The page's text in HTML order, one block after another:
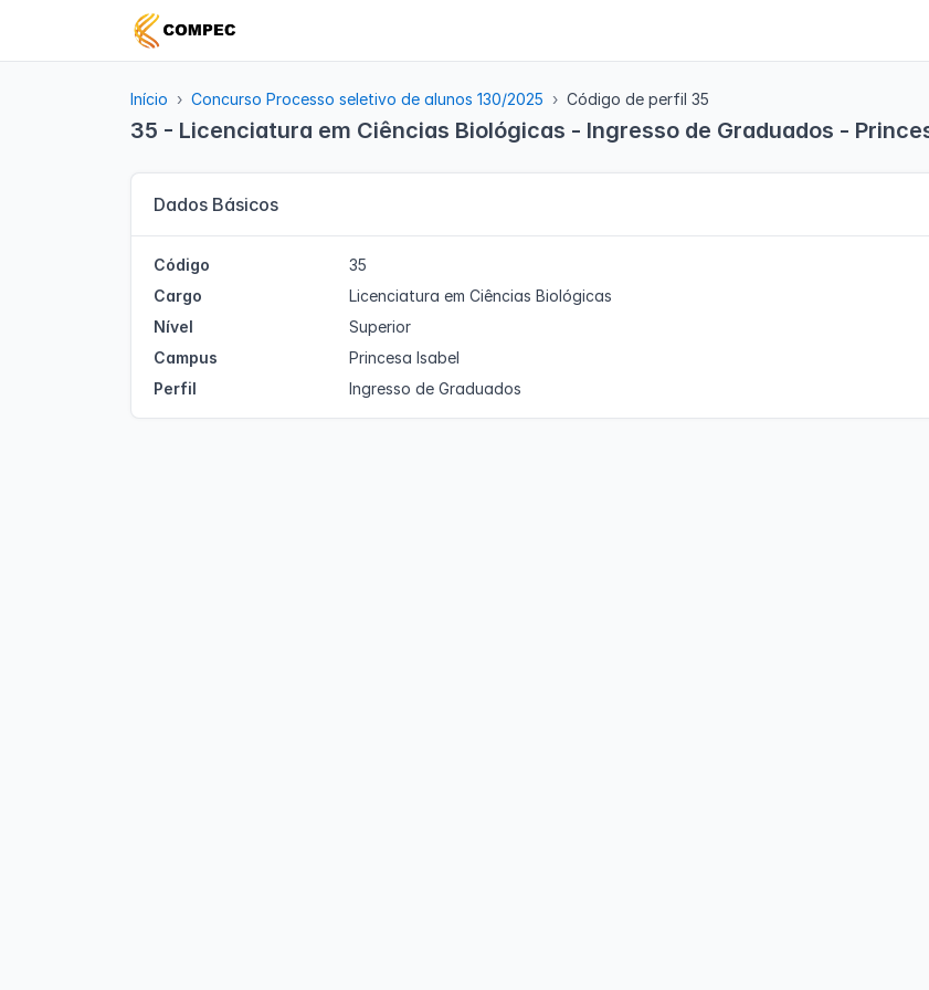
Início Concurso Processo seletivo de alunos 130/2025 Código de perfil 35
35 - Licenciatura em Ciências Biológicas - Ingresso de Graduados -
Dados Básicos
Código
35
Cargo
Licenciatura em Ciências Biológicas
Nível
Superior
Campus
Princesa Isabel
Perfil
Ingresso de Graduados